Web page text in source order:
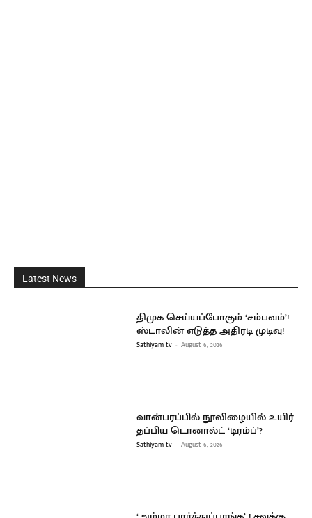
Latest News
திமுக செய்யப்போகும் ‘சம்பவம்’!
ஸ்டாலின் எடுத்த அதிரடி முடிவு!
Sathiyam tv - August 6, 2026
வான்பரப்பில் நூலிழையில் உயிர்
தப்பிய டொனால்ட் ‘டிரம்ப்’?
Sathiyam tv - August 6, 2026